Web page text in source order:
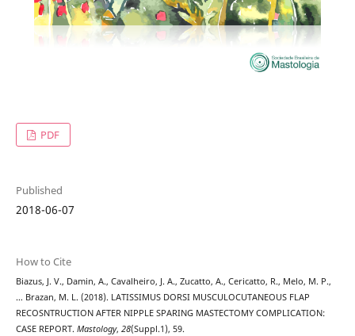
PDF
Published
2018-06-07
How to Cite
Biazus, J. V., Damin, A., Cavalheiro, J. A., Zucatto, A., Cericatto, R., Melo, M. P.,
… Brazan, M. L. (2018). LATISSIMUS DORSI MUSCULOCUTANEOUS FLAP
RECOSNTRUCTION AFTER NIPPLE SPARING MASTECTOMY COMPLICATION:
CASE REPORT. Mastology, 28(Suppl.1), 59.